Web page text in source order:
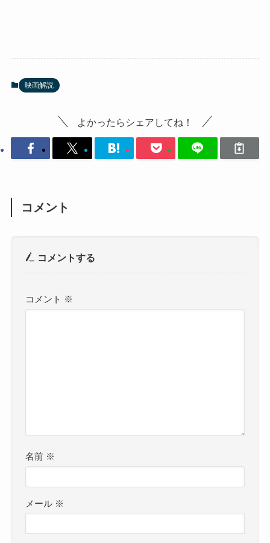
映画解説
よかったらシェアしてね！
コメント
コメントする
コメント ※
名前 ※
メール ※